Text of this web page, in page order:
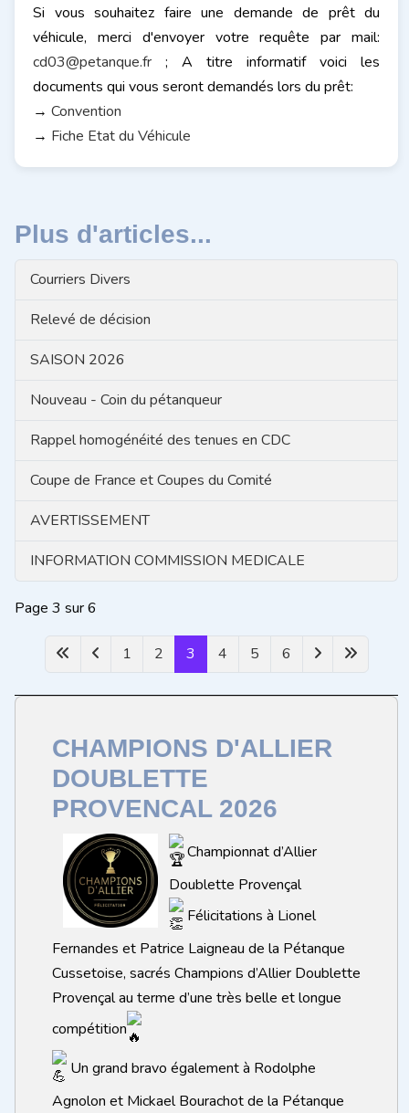
Si vous souhaitez faire une demande de prêt du
véhicule, merci d'envoyer votre requête par mail:
cd03@petanque.fr ; A titre informatif voici les
documents qui vous seront demandés lors du prêt:
→ Convention
→ Fiche Etat du Véhicule
Plus d'articles...
Courriers Divers
Relevé de décision
SAISON 2026
Nouveau - Coin du pétanqueur
Rappel homogénéité des tenues en CDC
Coupe de France et Coupes du Comité
AVERTISSEMENT
INFORMATION COMMISSION MEDICALE
Page 3 sur 6
1 2 3 4 5 6
CHAMPIONS D'ALLIER
DOUBLETTE
PROVENCAL 2026
Championnat d’Allier
Doublette Provençal
Félicitations à Lionel
Fernandes et Patrice Laigneau de la Pétanque
Cussetoise, sacrés Champions d’Allier Doublette
Provençal au terme d’une très belle et longue
compétition
Un grand bravo également à Rodolphe
Agnolon et Mickael Bourachot de la Pétanque